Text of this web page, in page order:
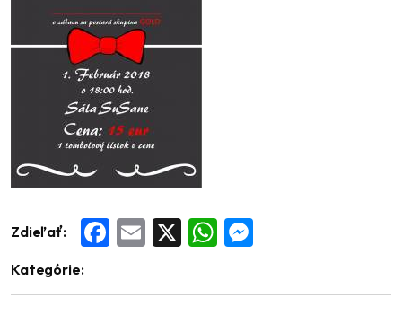
Zdieľať: Facebook
Email WhatsApp
Kategórie: